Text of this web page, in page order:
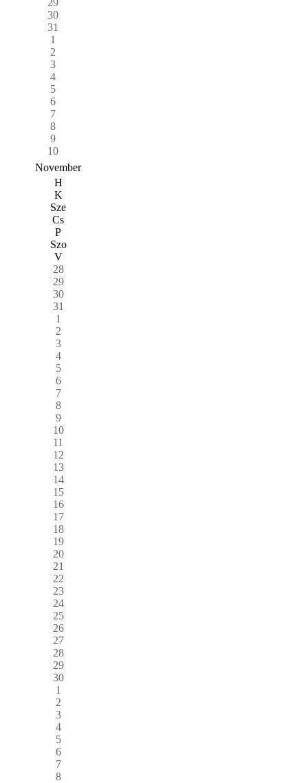
30
31
1
2
3
4
5
6
7
8
9
10
November
H
K
Sze
Cs
P
Szo
V
28
29
30
31
1
2
3
4
5
6
7
8
9
10
11
12
13
14
15
16
17
18
19
20
21
22
23
24
25
26
27
28
29
30
1
2
3
4
5
6
7
8